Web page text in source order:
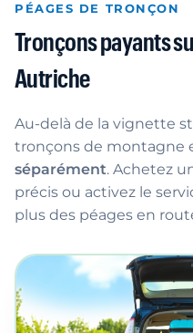
PÉAGES DE TRONÇON
Tronçons payants
Autriche
Au-delà de la vignette
tronçons de montagne
séparément. Achetez
précis ou activez le
plus des péages en